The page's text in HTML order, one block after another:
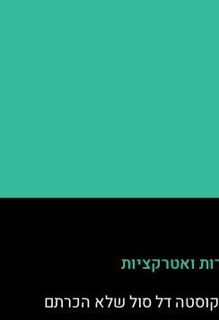
ואטרקציות
דל סול שלא הכרתם